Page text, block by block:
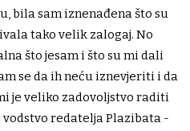
bila sam iznenađena što su
tako velik zalogaj. No
što jesam i što su mi dali
se da ih neću iznevjeriti i da
je veliko zadovoljstvo raditi
vodstvo redatelja Plazibata -